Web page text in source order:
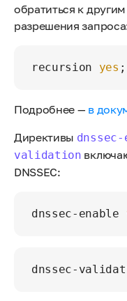
обратиться к
разрешения
recursion yes
Подробнее — в
Директивы dnssec-
validation
DNSSEC:
dnssec-enable
dnssec-